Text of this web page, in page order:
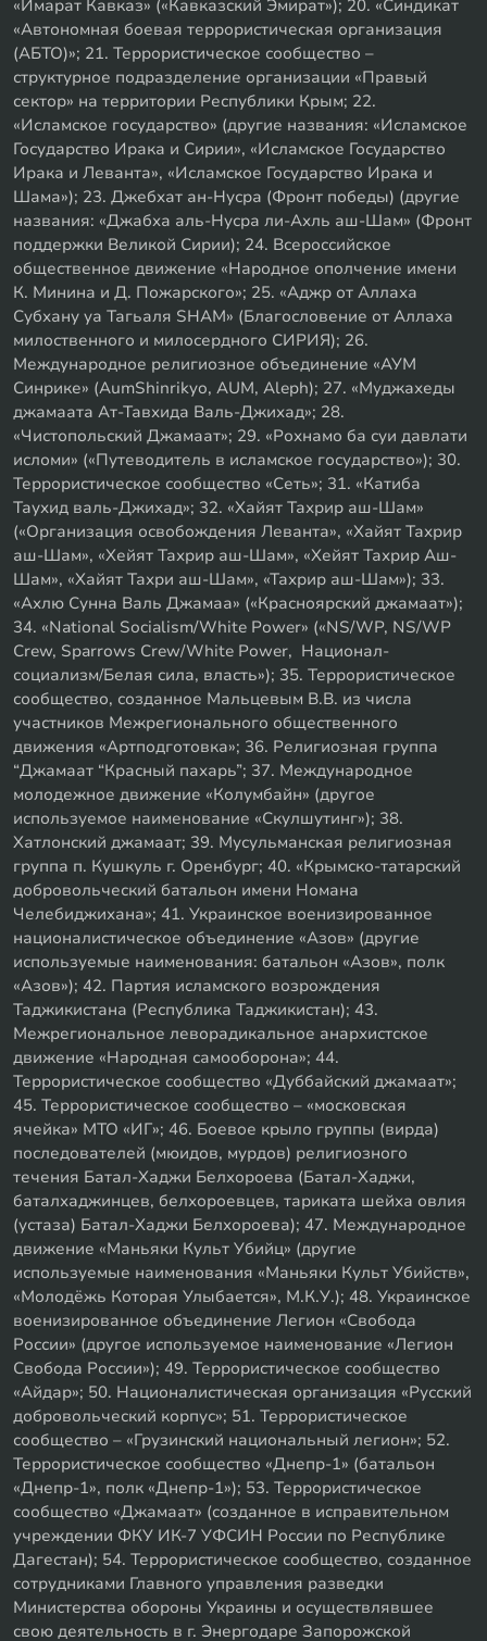
«Имарат Кавказ» («Кавказский Эмират»); 20. «Синдикат
«Автономная боевая террористическая организация
(АБТО)»; 21. Террористическое сообщество –
структурное подразделение организации «Правый
сектор» на территории Республики Крым; 22.
«Исламское государство» (другие названия: «Исламское
Государство Ирака и Сирии», «Исламское Государство
Ирака и Леванта», «Исламское Государство Ирака и
Шама»); 23. Джебхат ан-Нусра (Фронт победы) (другие
названия: «Джабха аль-Нусра ли-Ахль аш-Шам» (Фронт
поддержки Великой Сирии); 24. Всероссийское
общественное движение «Народное ополчение имени
К. Минина и Д. Пожарского»; 25. «Аджр от Аллаха
Субхану уа Тагьаля SHAM» (Благословение от Аллаха
милоственного и милосердного СИРИЯ); 26.
Международное религиозное объединение «АУМ
Синрике» (AumShinrikyo, AUM, Aleph); 27. «Муджахеды
джамаата Ат-Тавхида Валь-Джихад»; 28.
«Чистопольский Джамаат»; 29. «Рохнамо ба суи давлати
исломи» («Путеводитель в исламское государство»); 30.
Террористическое сообщество «Сеть»; 31. «Катиба
Таухид валь-Джихад»; 32. «Хайят Тахрир аш-Шам»
(«Организация освобождения Леванта», «Хайят Тахрир
аш-Шам», «Хейят Тахрир аш-Шам», «Хейят Тахрир Аш-
Шам», «Хайят Тахри аш-Шам», «Тахрир аш-Шам»); 33.
«Ахлю Сунна Валь Джамаа» («Красноярский джамаат»);
34. «National Socialism/White Power» («NS/WP, NS/WP
Crew, Sparrows Crew/White Power, Национал-
социализм/Белая сила, власть»); 35. Террористическое
сообщество, созданное Мальцевым В.В. из числа
участников Межрегионального общественного
движения «Артподготовка»; 36. Религиозная группа
“Джамаат “Красный пахарь”; 37. Международное
молодежное движение «Колумбайн» (другое
используемое наименование «Скулшутинг»); 38.
Хатлонский джамаат; 39. Мусульманская религиозная
группа п. Кушкуль г. Оренбург; 40. «Крымско-татарский
добровольческий батальон имени Номана
Челебиджихана»; 41. Украинское военизированное
националистическое объединение «Азов» (другие
используемые наименования: батальон «Азов», полк
«Азов»); 42. Партия исламского возрождения
Таджикистана (Республика Таджикистан); 43.
Межрегиональное леворадикальное анархистское
движение «Народная самооборона»; 44.
Террористическое сообщество «Дуббайский джамаат»;
45. Террористическое сообщество – «московская
ячейка» МТО «ИГ»; 46. Боевое крыло группы (вирда)
последователей (мюидов, мурдов) религиозного
течения Батал-Хаджи Белхороева (Батал-Хаджи,
баталхаджинцев, белхороевцев, тариката шейха овлия
(устаза) Батал-Хаджи Белхороева); 47. Международное
движение «Маньяки Культ Убийц» (другие
используемые наименования «Маньяки Культ Убийств»,
«Молодёжь Которая Улыбается», М.К.У.); 48. Украинское
военизированное объединение Легион «Свобода
России» (другое используемое наименование «Легион
Свобода России»); 49. Террористическое сообщество
«Айдар»; 50. Националистическая организация «Русский
добровольческий корпус»; 51. Террористическое
сообщество – «Грузинский национальный легион»; 52.
Террористическое сообщество «Днепр-1» (батальон
«Днепр-1», полк «Днепр-1»); 53. Террористическое
сообщество «Джамаат» (созданное в исправительном
учреждении ФКУ ИК-7 УФСИН России по Республике
Дагестан); 54. Террористическое сообщество, созданное
сотрудниками Главного управления разведки
Министерства обороны Украины и осуществлявшее
свою деятельность в г. Энергодаре Запорожской